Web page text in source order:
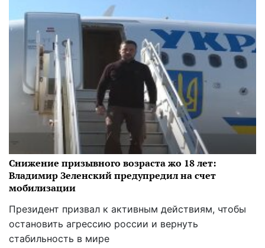
Снижение призывного возраста жо 18 лет:
Владимир Зеленский предупредил на счет
мобилизации
Президент призвал к активным действиям, чтобы
остановить агрессию россии и вернуть
стабильность в мире